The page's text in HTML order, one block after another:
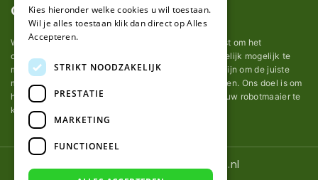
Over ons
Wij van robotmaaier-mesjes.nl doen ons uiterste best om het
onderhoud van robot grasmaaier mesjes zo gemakkelijk mogelijk te
maken. Uit ervaring merkten we hoe lastig het kan zijn om de juiste
messen voor een automatische grasmachine te vinden. Ons doel is om
het u makkelijk te maken om de goede mesjes voor uw robotmaaier te
kopen.
© 2026 Robotmaaier-mesjes.nl
Kies hieronder welke cookies u wil toestaan.
Wil je alles toestaan klik dan direct op Alles
Accepteren.
STRIKT NOODZAKELIJK
PRESTATIE
MARKETING
FUNCTIONEEL